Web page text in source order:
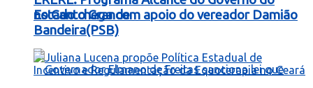
no Canto Grande
Estado chega com apoio do vereador Damião
Bandeira(PSB)